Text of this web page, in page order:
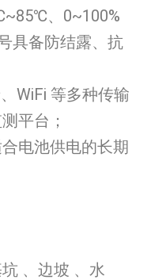
、0~100%
具备防结露、抗
WiFi 等多种传输
平台；
电池供电的长期
、边坡 、水